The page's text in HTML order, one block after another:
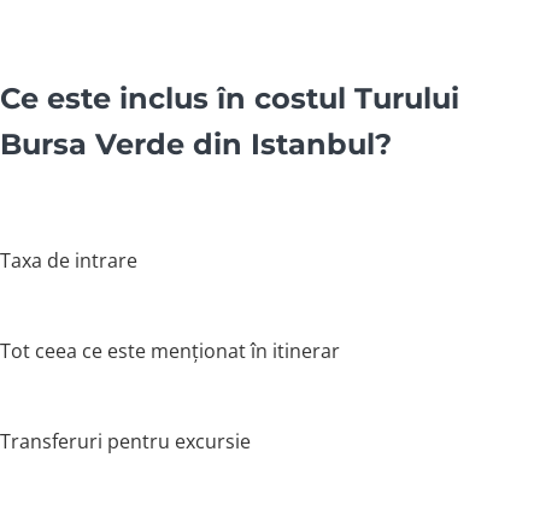
Ce este inclus în costul Turului
Bursa Verde din Istanbul?
Taxa de intrare
Tot ceea ce este menționat în itinerar
Transferuri pentru excursie